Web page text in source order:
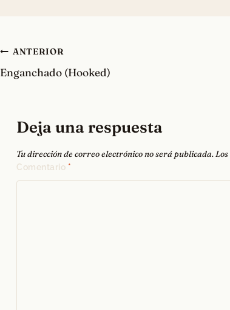
Navegación
de
ANTERIOR
Enganchado (Hooked)
Deja una respuesta
Tu dirección de correo electrónico no será publicada.
Comentario *